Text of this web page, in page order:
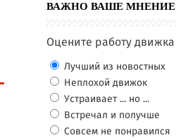
ВАЖНО ВАШЕ МНЕНИЕ
Оцените работу движка
Лучший из новостных
Неплохой движок
Устраивает ... но ...
Встречал и получше
Совсем не понравился